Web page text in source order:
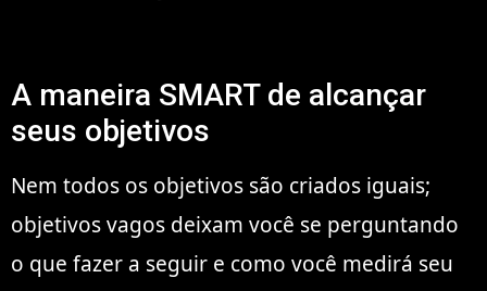
A maneira SMART de alcançar
seus objetivos
Nem todos os objetivos são criados iguais;
objetivos vagos deixam você se perguntando
o que fazer a seguir e como você medirá seu